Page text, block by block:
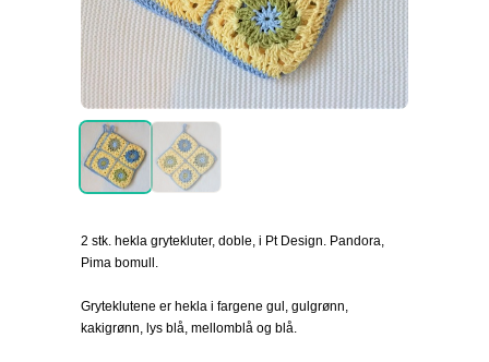
2 stk. hekla grytekluter, doble, i Pt Design. Pandora,
Pima bomull.
Gryteklutene er hekla i fargene gul, gulgrønn,
kakigrønn, lys blå, mellomblå og blå.